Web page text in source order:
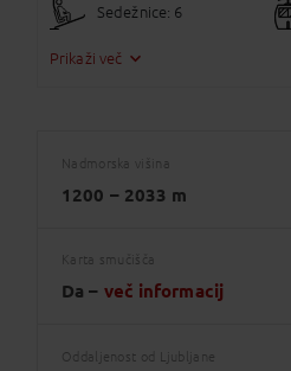
Sedežnice: 6
Prikaži več
Nadmorska višina
1200 – 2033 m
Karta smučišča
Da – več informacij
Oddaljenost od Ljubljane